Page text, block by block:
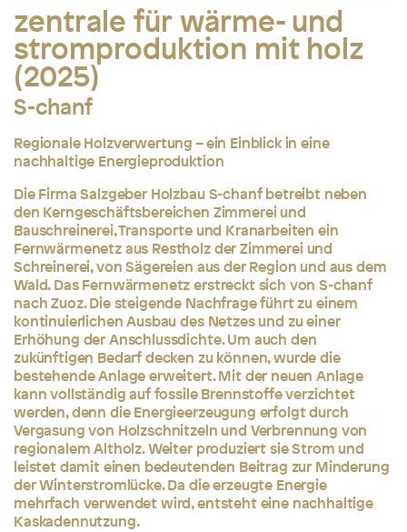
zentrale für wärme- und
stromproduktion mit holz
(2025)
S-chanf
Regionale Holzverwertung – ein Einblick in eine
nachhaltige Energieproduktion
Die Firma Salzgeber Holzbau S-chanf betreibt neben
den Kerngeschäftsbereichen Zimmerei und
Bauschreinerei, Transporte und Kranarbeiten ein
Fernwärmenetz aus Restholz der Zimmerei und
Schreinerei, von Sägereien aus der Region und aus dem
Wald. Das Fernwärmenetz erstreckt sich von S-chanf
nach Zuoz. Die steigende Nachfrage führt zu einem
kontinuierlichen Ausbau des Netzes und zu einer
Erhöhung der Anschlussdichte. Um auch den
zukünftigen Bedarf decken zu können, wurde die
bestehende Anlage erweitert. Mit der neuen Anlage
kann vollständig auf fossile Brennstoffe verzichtet
werden, denn die Energieerzeugung erfolgt durch
Vergasung von Holzschnitzeln und Verbrennung von
regionalem Altholz. Weiter produziert sie Strom und
leistet damit einen bedeutenden Beitrag zur Minderung
der Winterstromlücke. Da die erzeugte Energie
mehrfach verwendet wird, entsteht eine nachhaltige
Kaskadennutzung.